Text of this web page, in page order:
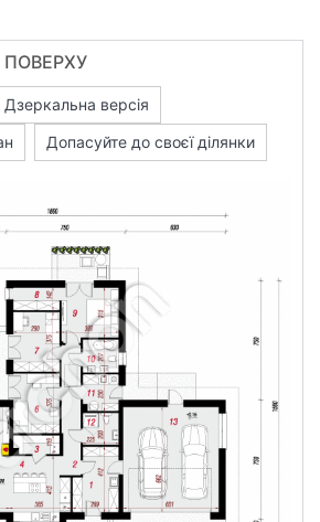
Дзеркальна версія
Допасуйте до своєї ділянки